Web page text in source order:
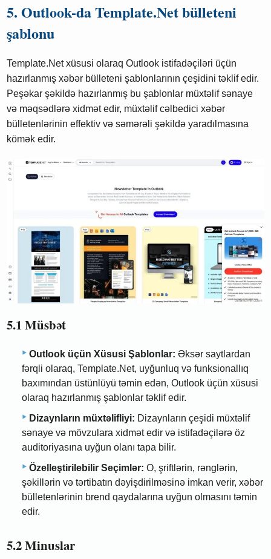
5. Outlook-da Template.Net bülleteni
şablonu
Template.Net xüsusi olaraq Outlook istifadəçiləri üçün
hazırlanmış xəbər bülleteni şablonlarının çeşidini təklif edir.
Peşəkar şəkildə hazırlanmış bu şablonlar müxtəlif sənaye
və məqsədlərə xidmət edir, müxtəlif cəlbedici xəbər
bülletenlərinin effektiv və səmərəli şəkildə yaradılmasına
kömək edir.
5.1 Müsbət
Outlook üçün Xüsusi Şablonlar: Əksər saytlardan
fərqli olaraq, Template.Net, uyğunluq və funksionallıq
baxımından üstünlüyü təmin edən, Outlook üçün xüsusi
olaraq hazırlanmış şablonlar təklif edir.
Dizaynların müxtəlifliyi: Dizaynların çeşidi müxtəlif
sənaye və mövzulara xidmət edir və istifadəçilərə öz
auditoriyasına uyğun olanı tapa bilir.
Özelleştirilebilir Seçimlər: O, şriftlərin, rənglərin,
şəkillərin və tərtibatın dəyişdirilməsinə imkan verir, xəbər
bülletenlərinin brend qaydalarına uyğun olmasını təmin
edir.
5.2 Minuslar